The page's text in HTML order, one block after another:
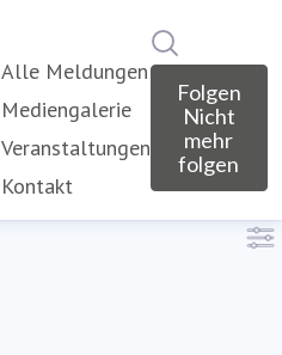
Alle Meldungen
Mediengalerie
Veranstaltungen
Kontakt
Folgen
Nicht
mehr
folgen